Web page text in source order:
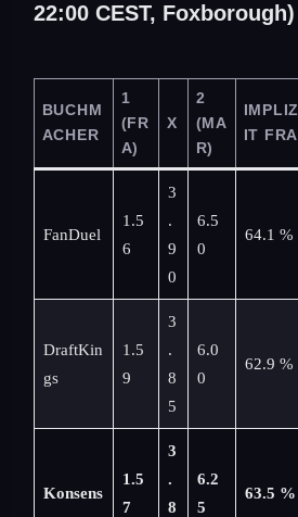
22:00 CEST, Foxborough)
BUCHM
ACHER
1
(FR
A)
X
2
(MA
R)
IMPLIZ
IT FRA
FanDuel
1.5
6
3
.
9
0
6.5
0
64.1 %
DraftKin
gs
1.5
9
3
.
8
5
6.0
0
62.9 %
Konsens
1.5
7
3
.
8
6.2
5
63.5 %